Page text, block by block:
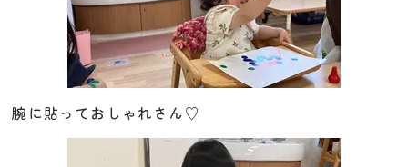
腕に貼っておしゃれさん♡